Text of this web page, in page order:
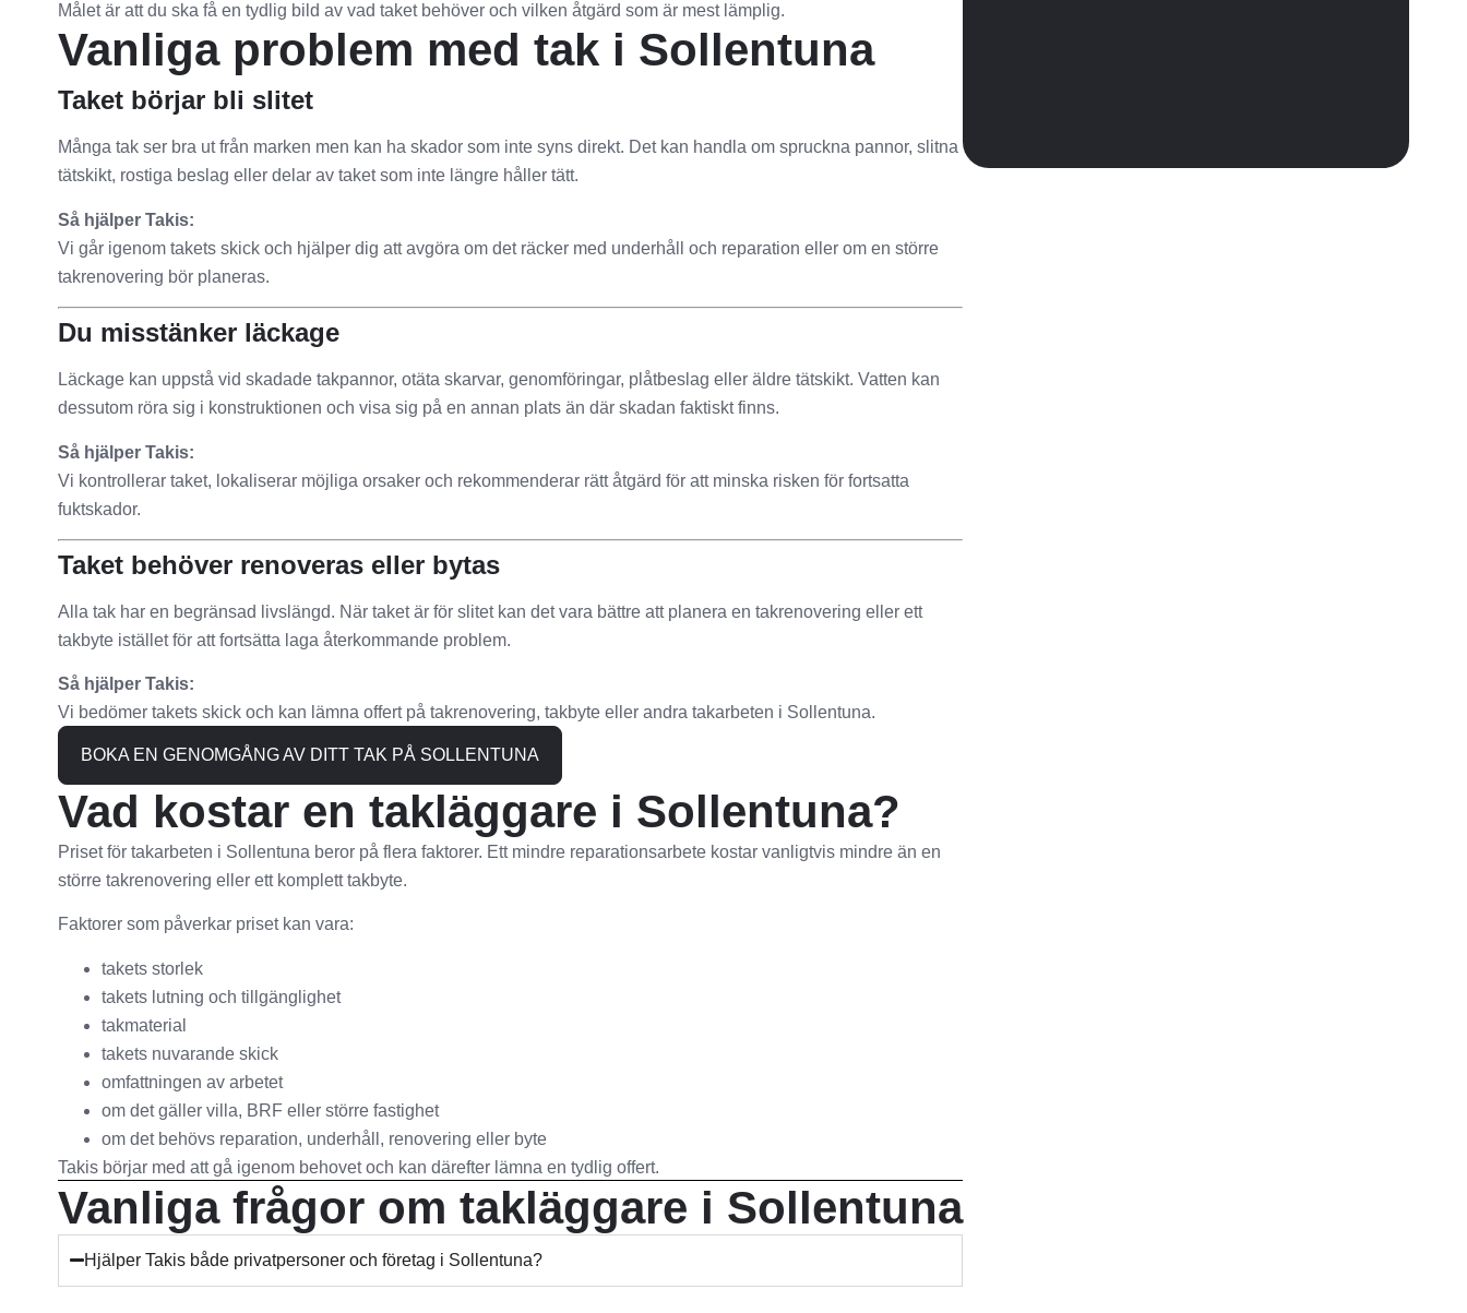
Målet är att du ska få en tydlig bild av vad taket behöver och vilken åtgärd som är mest lämplig.
Vanliga problem med tak i Sollentuna
Taket börjar bli slitet
Många tak ser bra ut från marken men kan ha skador som inte syns direkt. Det kan handla om spruckna pannor, slitna
tätskikt, rostiga beslag eller delar av taket som inte längre håller tätt.
Så hjälper Takis:
Vi går igenom takets skick och hjälper dig att avgöra om det räcker med underhåll och reparation eller om en större
takrenovering bör planeras.
Du misstänker läckage
Läckage kan uppstå vid skadade takpannor, otäta skarvar, genomföringar, plåtbeslag eller äldre tätskikt. Vatten kan
dessutom röra sig i konstruktionen och visa sig på en annan plats än där skadan faktiskt finns.
Så hjälper Takis:
Vi kontrollerar taket, lokaliserar möjliga orsaker och rekommenderar rätt åtgärd för att minska risken för fortsatta
fuktskador.
Taket behöver renoveras eller bytas
Alla tak har en begränsad livslängd. När taket är för slitet kan det vara bättre att planera en takrenovering eller ett
takbyte istället för att fortsätta laga återkommande problem.
Så hjälper Takis:
Vi bedömer takets skick och kan lämna offert på takrenovering, takbyte eller andra takarbeten i Sollentuna.
BOKA EN GENOMGÅNG AV DITT TAK PÅ SOLLENTUNA
Vad kostar en takläggare i Sollentuna?
Priset för takarbeten i Sollentuna beror på flera faktorer. Ett mindre reparationsarbete kostar vanligtvis mindre än en
större takrenovering eller ett komplett takbyte.
Faktorer som påverkar priset kan vara:
takets storlek
takets lutning och tillgänglighet
takmaterial
takets nuvarande skick
omfattningen av arbetet
om det gäller villa, BRF eller större fastighet
om det behövs reparation, underhåll, renovering eller byte
Takis börjar med att gå igenom behovet och kan därefter lämna en tydlig offert.
Vanliga frågor om takläggare i Sollentuna
Hjälper Takis både privatpersoner och företag i Sollentuna?